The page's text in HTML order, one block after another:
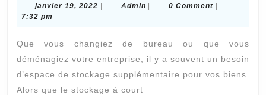
faut
avant
de
stocker
janvier 19, 2022 janvier
| AdminAdmin
| 0 Comment |
7:32 pm
Que vous changiez de bureau ou que vous
déménagiez votre entreprise, il y a souvent un besoin
d’espace de stockage supplémentaire pour vos biens.
Alors que le stockage à court